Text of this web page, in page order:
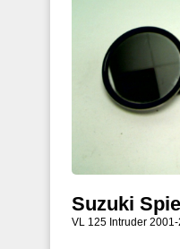
Suzuki
VL 125 Intruder